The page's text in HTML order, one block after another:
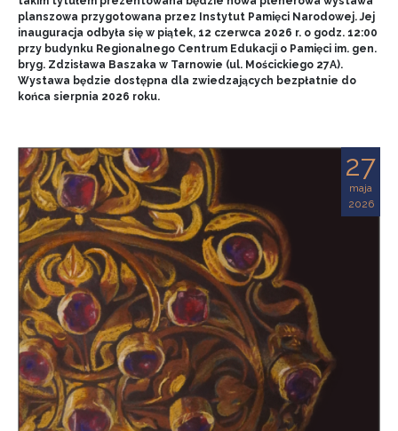
planszowa przygotowana przez Instytut Pamięci Narodowej. Jej
inauguracja odbyła się w piątek, 12 czerwca 2026 r. o godz. 12:00
przy budynku Regionalnego Centrum Edukacji o Pamięci im. gen.
bryg. Zdzisława Baszaka w Tarnowie (ul. Mościckiego 27A).
Wystawa będzie dostępna dla zwiedzających bezpłatnie do
końca sierpnia 2026 roku.
27
maja
2026